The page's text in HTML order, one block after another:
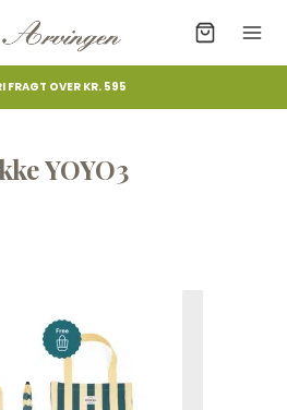
FRAGT OVER KR. 595
YOYO3